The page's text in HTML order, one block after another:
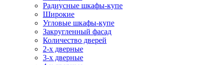
Радиусные шкафы-купе
Широкие
Угловые шкафы-купе
Закругленный фасад
Количество дверей
2-х дверные
3-х дверные